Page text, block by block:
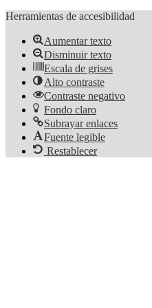
Herramientas de accesibilidad
Aumentar texto
Disminuir texto
Escala de grises
Alto contraste
Contraste negativo
Fondo claro
Subrayar enlaces
Fuente legible
Restablecer